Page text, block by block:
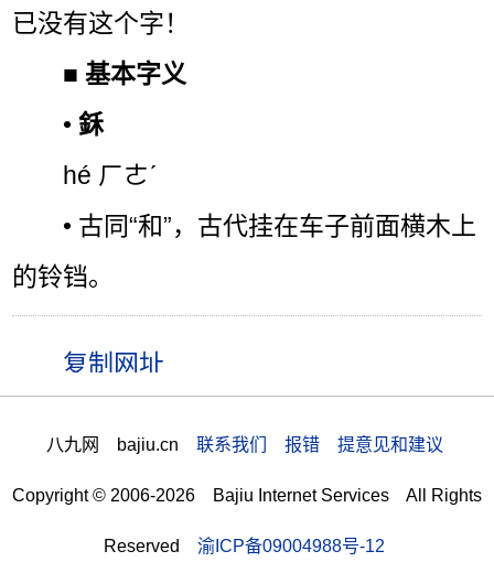
已没有这个字！
■基本字义
•鉌
hé ㄏㄜˊ
• 古同“和”，古代挂在车子前面横木上
的铃铛。
八九网 bajiu.cn 联系我们 报错 提意见和建议
Copyright © 2006-2026 Bajiu Internet Services All Rights
Reserved 渝ICP备09004988号-12